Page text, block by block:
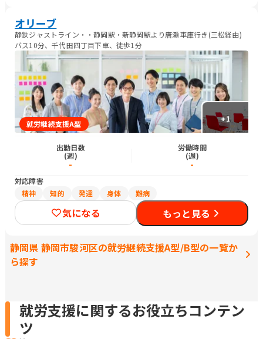
オリーブ
静鉄ジャストライン・・静岡駅・新静岡駅より唐瀬車庫行き(三松経由)
バス10分、千代田四丁目下車、徒歩1分
+1
就労継続支援A型
出勤日数
(週)
-
労働時間
(週)
-
対応障害
精神
知的 発達 身体 難病
気になる もっと見る
静岡県 静岡市駿河区の就労継続支援A型/B型の一覧か
ら探す
就労支援に関するお役立ちコンテン
ツ